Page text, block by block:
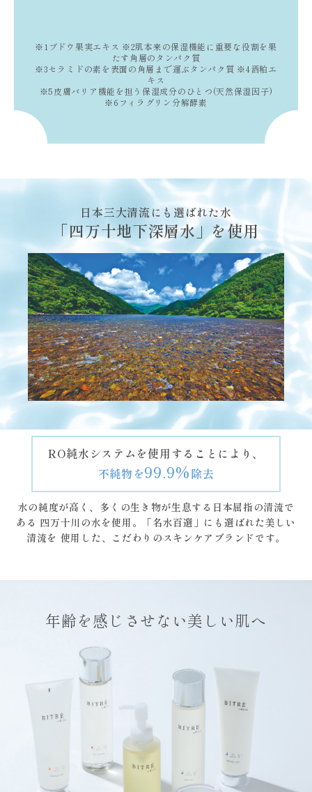
※1ブドウ果実エキス ※2肌本来の保湿機能に重要な役割を果
たす角層のタンパク質
※3セラミドの素を表面の角層まで運ぶタンパク質 ※4酒粕エ
キス
※5皮膚バリア機能を担う保湿成分のひとつ(天然保湿因子)
※6フィラグリン分解酵素
日本三大清流にも選ばれた水
「四万十地下深層水」を使用
RO純水システムを使用することにより、
不純物を99.9%除去
水の純度が高く、多くの生き物が生息する日本屈指の清流で
ある 四万十川の水を使用。「名水百選」にも選ばれた美しい
清流を 使用した、こだわりのスキンケアブランドです。
年齢を感じさせない美しい肌へ